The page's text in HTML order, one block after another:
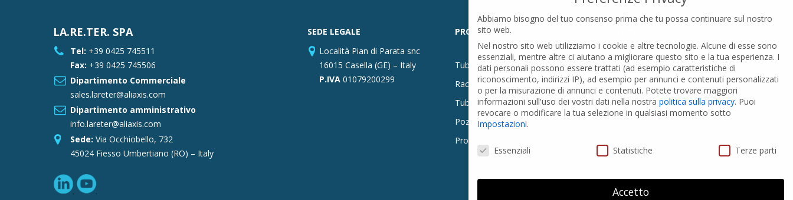
LA.RE.TER. SPA
Tel: +39 0425 745511
Fax: +39 0425 745506
Dipartimento Commerciale
sales.lareter@aliaxis.com
Dipartimento amministrativo
info.lareter@aliaxis.com
Sede: Via Occhiobello, 732
45024 Fiesso Umbertiano (RO) – Italy
SEDE LEGALE
Località Pian di Parata snc
16015 Casella (GE) – Italy
P.IVA01079200299
PRODOTTI
Tubi PVC
Raccordi PVC
Tubi e Raccordi in PVC-A
Pozzi Artesiani
Prodotti speciali
Privacy Policy
Cookies Policy
GDPR Personal data
Modifica impostazione Cookies
Abbiamo bisogno del tuo consenso prima che tu possa continuare sul nostro
sito web.
Nel nostro sito web utilizziamo i cookie e altre tecnologie. Alcune di esse sono
essenziali, mentre altre ci aiutano a migliorare questo sito e la tua esperienza. I
dati personali possono essere trattati (ad esempio caratteristiche di
riconoscimento, indirizzi IP), ad esempio per annunci e contenuti personalizzati
o per la misurazione di annunci e contenuti. Potete trovare maggiori
informazioni sull'uso dei vostri dati nella nostra politica sulla privacy. Puoi
revocare o modificare la tua selezione in qualsiasi momento sotto
Impostazioni.
Preferenze Privacy
Essenziali Statistiche Terze parti
Accetto